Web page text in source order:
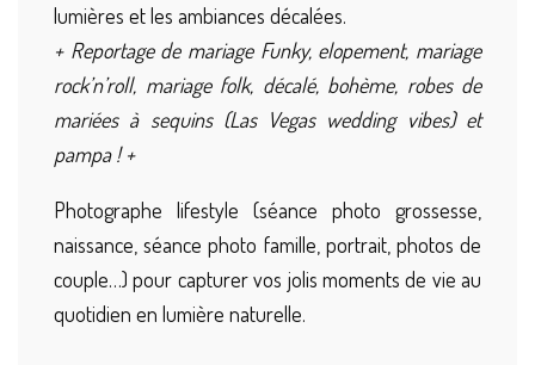
lumières et les ambiances décalées.
+ Reportage de mariage Funky, elopement, mariage
rock’n’roll, mariage folk, décalé, bohème, robes de
mariées à sequins (Las Vegas wedding vibes) et
pampa ! +
Photographe lifestyle (séance photo grossesse,
naissance, séance photo famille, portrait, photos de
couple…) pour capturer vos jolis moments de vie au
quotidien en lumière naturelle.